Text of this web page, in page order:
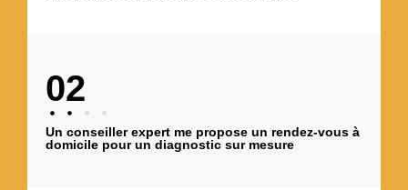
02
Un conseiller expert me propose un rendez-vous à
domicile pour un diagnostic sur mesure